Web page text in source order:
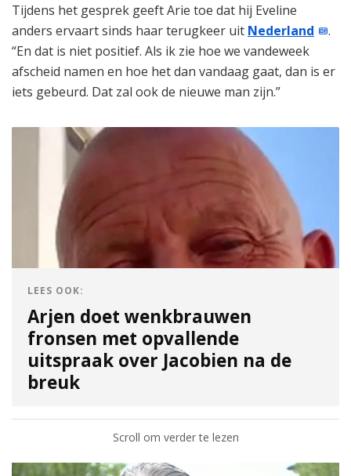
Tijdens het gesprek geeft Arie toe dat hij Eveline
anders ervaart sinds haar terugkeer uit Nederland
.
“En dat is niet positief. Als ik zie hoe we vandeweek
afscheid namen en hoe het dan vandaag gaat, dan is er
iets gebeurd. Dat zal ook de nieuwe man zijn.”
LEES OOK:
Arjen doet wenkbrauwen
fronsen met opvallende
uitspraak over Jacobien na de
breuk
Scroll om verder te lezen